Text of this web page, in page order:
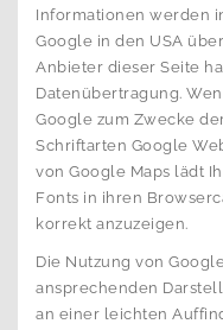
Informationen werden
Google in den USA
Anbieter dieser Seite
Datenübertragung.
Google zum Zwecke
Schriftarten Google
von Google Maps lädt
Fonts in ihren
korrekt anzuzeigen.
Die Nutzung von
ansprechenden
an einer leichten